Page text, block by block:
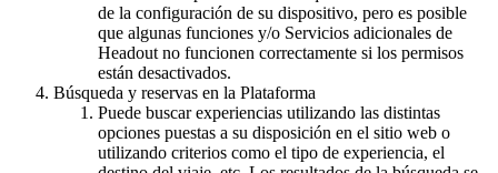
de la configuración de su dispositivo, pero es posible
que algunas funciones y/o Servicios adicionales de
Headout no funcionen correctamente si los permisos
están desactivados.
Búsqueda y reservas en la Plataforma
Puede buscar experiencias utilizando las distintas
opciones puestas a su disposición en el sitio web o
utilizando criterios como el tipo de experiencia, el